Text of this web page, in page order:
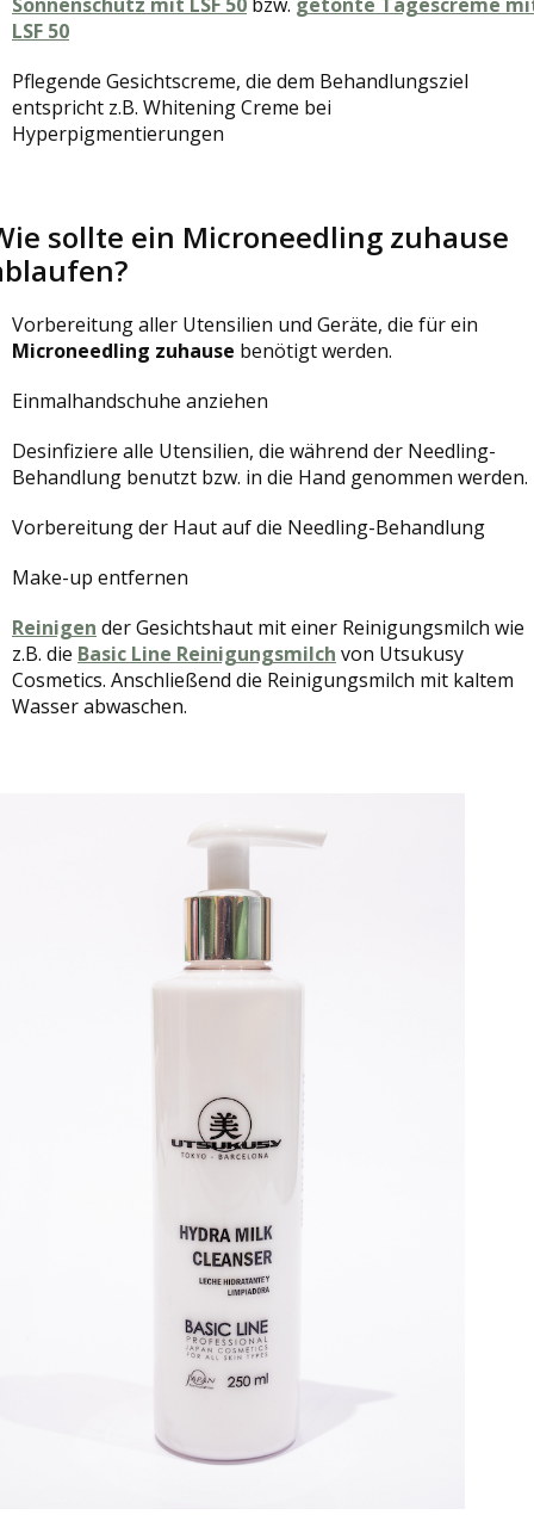
LSF 50
Pflegende Gesichtscreme, die dem Behandlungsziel
entspricht z.B. Whitening Creme bei
Hyperpigmentierungen
sollte ein Microneedling zuhause
Vorbereitung aller Utensilien und Geräte, die für ein
Microneedling zuhause benötigt werden.
Einmalhandschuhe anziehen
Desinfiziere alle Utensilien, die während der Needling-
Behandlung benutzt bzw. in die Hand genommen werden.
Vorbereitung der Haut auf die Needling-Behandlung
Make-up entfernen
Reinigen der Gesichtshaut mit einer Reinigungsmilch wie
z.B. die Basic Line Reinigungsmilch von Utsukusy
Cosmetics. Anschließend die Reinigungsmilch mit kaltem
Wasser abwaschen.